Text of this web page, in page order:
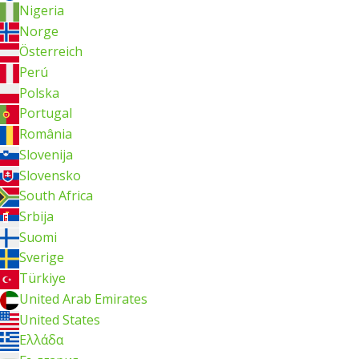
Nigeria
Norge
Österreich
Perú
Polska
Portugal
România
Slovenija
Slovensko
South Africa
Srbija
Suomi
Sverige
Türkiye
United Arab Emirates
United States
Ελλάδα